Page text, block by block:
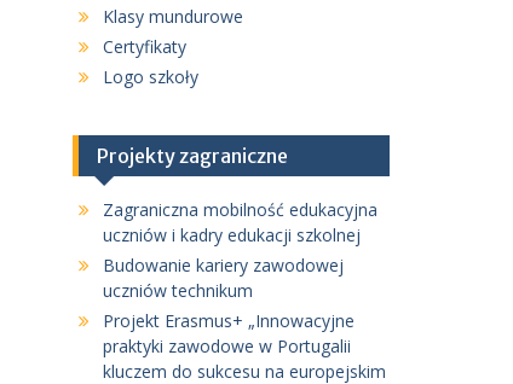
Klasy mundurowe
Certyfikaty
Logo szkoły
Projekty zagraniczne
Zagraniczna mobilność edukacyjna
uczniów i kadry edukacji szkolnej
Budowanie kariery zawodowej
uczniów technikum
Projekt Erasmus+ „Innowacyjne
praktyki zawodowe w Portugalii
kluczem do sukcesu na europejskim